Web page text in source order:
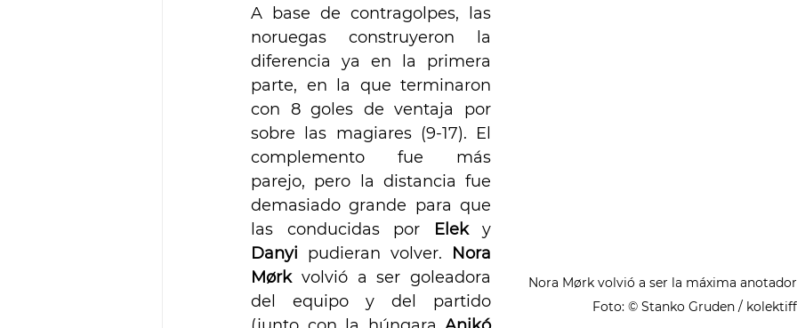
Nora Mørk volvió a ser la máxima
Foto: © Stanko Gruden /
A base de contragolpes, las
noruegas construyeron la
diferencia ya en la primera
parte, en la que terminaron
con 8 goles de ventaja por
sobre las magiares (9-17). El
complemento fue más
parejo, pero la distancia fue
demasiado grande para que
las conducidas por
Elek
Danyi pudieran volver. Nora
Mørk volvió a ser goleadora
del equipo y del partido